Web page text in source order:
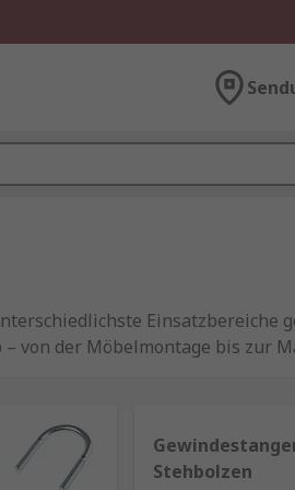
Einsatzbereiche
von der Möbelmontage bis zur
wie Edelstahl, Messing,
Stehbolzen